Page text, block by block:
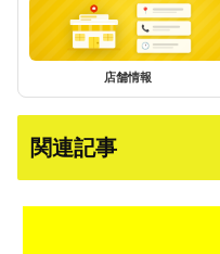
店舗情報
関連記事